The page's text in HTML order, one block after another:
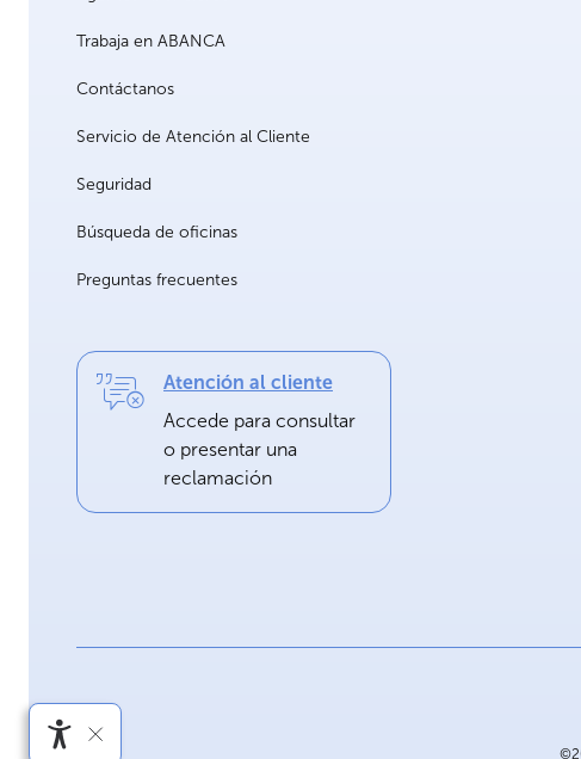
Trabaja en ABANCA
Contáctanos
Servicio de Atención al Cliente
Seguridad
Búsqueda de oficinas
Preguntas frecuentes
Atención al cliente
Accede para consultar
o presentar una
reclamación